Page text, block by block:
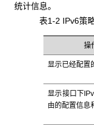
统计信息。
表1-2 IPv6策
操
显示已经配置
显示接口下
由的配置信息